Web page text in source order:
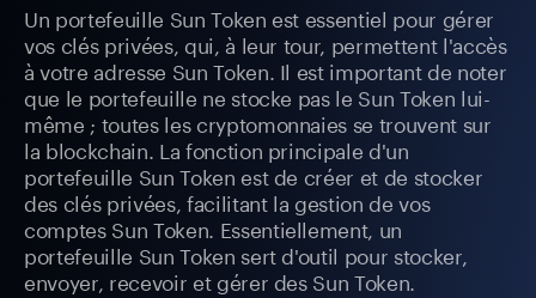
Un portefeuille Sun Token est essentiel pour gérer
vos clés privées, qui, à leur tour, permettent l'accès
à votre adresse Sun Token. Il est important de noter
que le portefeuille ne stocke pas le Sun Token lui-
même ; toutes les cryptomonnaies se trouvent sur
la blockchain. La fonction principale d'un
portefeuille Sun Token est de créer et de stocker
des clés privées, facilitant la gestion de vos
comptes Sun Token. Essentiellement, un
portefeuille Sun Token sert d'outil pour stocker,
envoyer, recevoir et gérer des Sun Token.